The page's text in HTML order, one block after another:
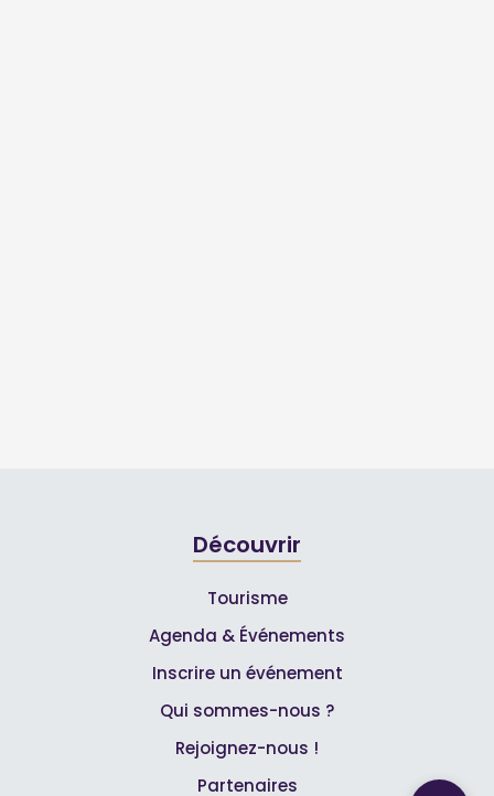
Découvrir
Tourisme
Agenda & Événements
Inscrire un événement
Qui sommes-nous ?
Rejoignez-nous !
Partenaires